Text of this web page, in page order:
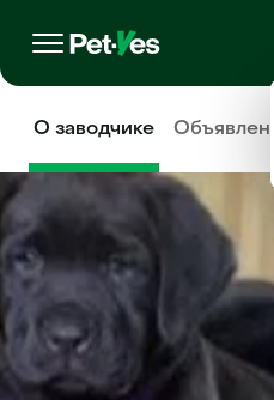
О заводчике